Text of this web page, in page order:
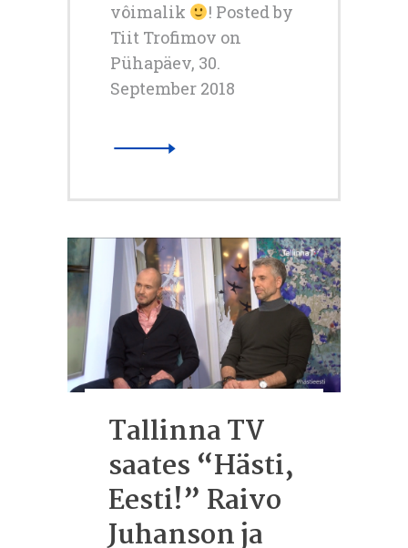
vôimalik
! Posted by
Tiit Trofimov on
Pühapäev, 30.
September 2018
Tallinna TV
saates “Hästi,
Eesti!” Raivo
Juhanson ja